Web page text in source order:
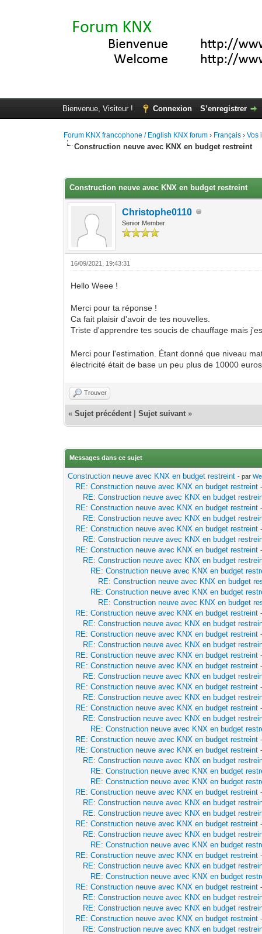
Bienvenue, Visiteur ! Connexion S’enregistrer
Forum KNX francophone / English KNX forum › Français ›Vos
Construction neuve avec KNX en budget restreint
Construction neuve avec KNX en budget restreint
Christophe0110
Senior Member
16/09/2021, 19:43:31
Hello Weee !
Merci pour ta réponse !
Ca fait plaisir d'avoir de tes nouvelles.
Triste d'apprendre tes soucis de chauffage mais
Merci pour l'estimation. Étant donné que niveau
électricité était de base un peu plus de 10000
Trouver
«Sujet précédent |Sujet suivant »
Messages dans ce sujet
Construction neuve avec KNX en budget restreint - par
RE: Construction neuve avec KNX en budget restreint
RE: Construction neuve avec KNX en budget
RE: Construction neuve avec KNX en budget restreint
RE: Construction neuve avec KNX en budget
RE: Construction neuve avec KNX en budget restreint
RE: Construction neuve avec KNX en budget
RE: Construction neuve avec KNX en budget restreint
RE: Construction neuve avec KNX en budget
RE: Construction neuve avec KNX en budget
RE: Construction neuve avec KNX en budget
RE: Construction neuve avec KNX en budget
RE: Construction neuve avec KNX en budget
RE: Construction neuve avec KNX en budget restreint
RE: Construction neuve avec KNX en budget
RE: Construction neuve avec KNX en budget restreint
RE: Construction neuve avec KNX en budget
RE: Construction neuve avec KNX en budget restreint
RE: Construction neuve avec KNX en budget restreint
RE: Construction neuve avec KNX en budget
RE: Construction neuve avec KNX en budget restreint
RE: Construction neuve avec KNX en budget
RE: Construction neuve avec KNX en budget restreint
RE: Construction neuve avec KNX en budget
RE: Construction neuve avec KNX en budget
RE: Construction neuve avec KNX en budget restreint
RE: Construction neuve avec KNX en budget restreint
RE: Construction neuve avec KNX en budget
RE: Construction neuve avec KNX en budget
RE: Construction neuve avec KNX en budget
RE: Construction neuve avec KNX en budget restreint
RE: Construction neuve avec KNX en budget
RE: Construction neuve avec KNX en budget
RE: Construction neuve avec KNX en budget restreint
RE: Construction neuve avec KNX en budget
RE: Construction neuve avec KNX en budget
RE: Construction neuve avec KNX en budget restreint
RE: Construction neuve avec KNX en budget
RE: Construction neuve avec KNX en budget
RE: Construction neuve avec KNX en budget restreint
RE: Construction neuve avec KNX en budget
RE: Construction neuve avec KNX en budget
RE: Construction neuve avec KNX en budget restreint
RE: Construction neuve avec KNX en budget